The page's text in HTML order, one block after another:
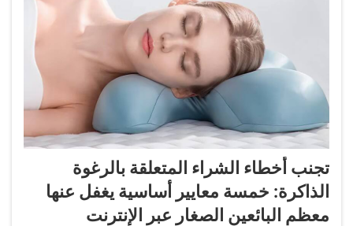
تجنب أخطاء الشراء المتعلقة بالرغوة
الذاكرة: خمسة معايير أساسية يغفل عنها
معظم البائعين الصغار عبر الإنترنت